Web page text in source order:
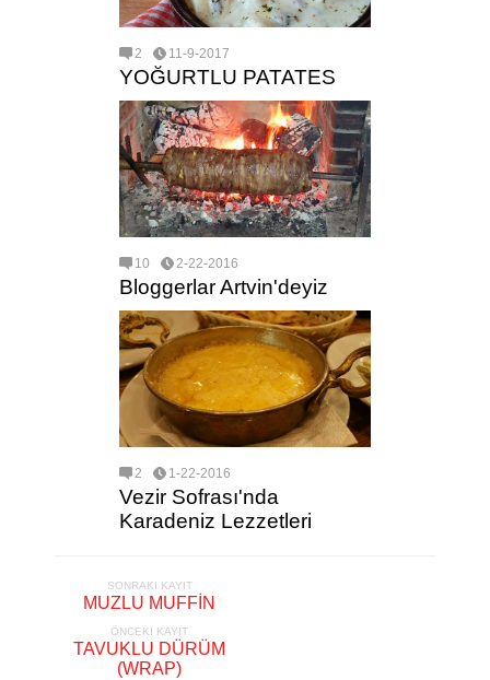
2 11-9-2017
YOĞURTLU PATATES
10 2-22-2016
Bloggerlar Artvin'deyiz
2 1-22-2016
Vezir Sofrası'nda
Karadeniz Lezzetleri
SONRAKI KAYIT
MUZLU MUFFİN
ÖNCEKI KAYIT
TAVUKLU DÜRÜM
(WRAP)